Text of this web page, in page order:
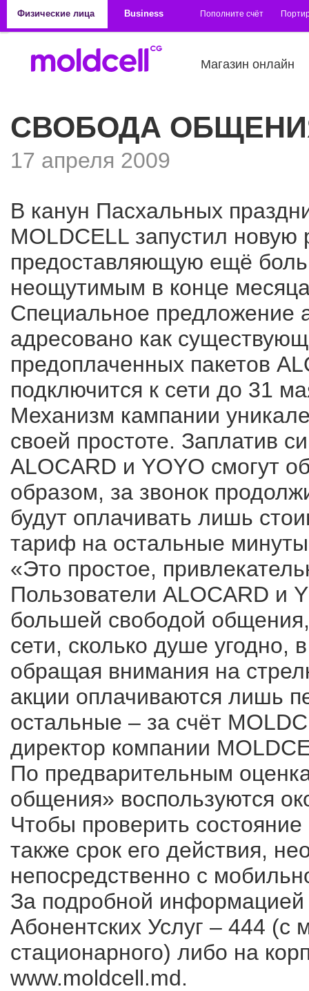
Физические лица
Business Пополните счёт
Магазин онлайн
СВОБОДА
17 апреля 2009
В канун Пасхальных
MOLDCELL запустил
предоставляющую ещё
неощутимым в конце
Специальное предложение
адресовано как
предоплаченных пакетов
подключится к сети до 31
Механизм кампании
своей простоте. Заплатив
ALOCARD и YOYO смогут
образом, за звонок
будут оплачивать лишь
тариф на остальные
«Это простое,
Пользователи ALOCARD и
большей свободой
сети, сколько душе
обращая внимания на
акции оплачиваются лишь
остальные – за счёт
директор компании
По предварительным
общения» воспользуются
Чтобы проверить
также срок его действия,
непосредственно с
За подробной
Абонентских Услуг – 444 (с
стационарного) либо на
www.moldcell.md.